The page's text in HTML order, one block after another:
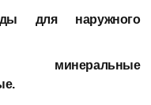
для наружного
минеральные